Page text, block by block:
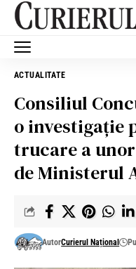
ACTUALITATE
Consiliul
o investigaţie
trucare a
de Ministerul
AutorCurierul Național